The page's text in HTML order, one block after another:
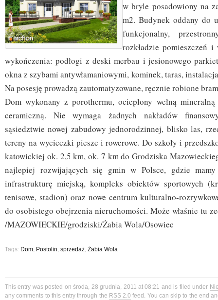
w bryle posadowiony na
m2. Budynek oddany do
funkcjonalny,
rozkładzie pomieszczeń
wykończenia: podłogi z deski merbau i jesionowego
okna z szybami antywłamaniowymi, kominek, taras,
Na posesję prowadzą zautomatyzowane, ręcznie robione
Dom wykonany z porothermu, ocieplony wełną
ceramiczną. Nie wymaga żadnych nakładów
sąsiedztwie nowej zabudowy jednorodzinnej, blisko las,
tereny na wycieczki piesze i rowerowe. Do szkoły i
katowickiej ok. 2,5 km, ok. 7 km do Grodziska
najlepiej rozwijających się gmin w Polsce, gdzie
infrastrukturę miejską, kompleks obiektów sportowych
tenisowe, stadion) oraz nowe centrum kulturalno-
do osobistego obejrzenia nieruchomości. Może właśnie tu
/MAZOWIECKIE/grodziski/Żabia Wola/Osowiec
Tags: Dom, Postolin, sprzedaż, Żabia Wola
This entry was posted on środa, 28 grudnia, 2011 at 08:21 and is filed under
any comments to this entry through the RSS 2.0 feed. You can skip to the end